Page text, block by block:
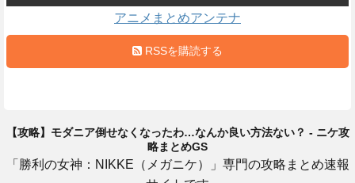
アニメまとめアンテナ
RSSを購読する
【攻略】モダニア倒せなくなったわ…なんか良い方法ない？ - ニケ攻
略まとめGS
「勝利の女神：NIKKE（メガニケ）」専門の攻略まとめ速報